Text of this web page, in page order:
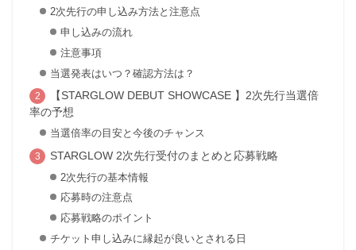
2次先行の申し込み方法と注意点
申し込みの流れ
注意事項
当選発表はいつ？確認方法は？
【STARGLOW DEBUT SHOWCASE 】2次先行当選倍
率の予想
当選倍率の目安と今後のチャンス
STARGLOW 2次先行受付のまとめと応募戦略
2次先行の基本情報
応募時の注意点
応募戦略のポイント
チケット申し込みに縁起が良いとされる日